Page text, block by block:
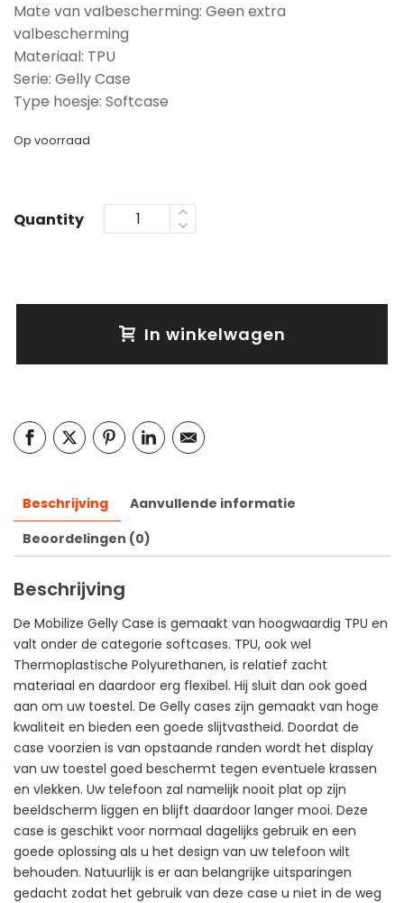
Mate van valbescherming: Geen extra
valbescherming
Materiaal: TPU
Serie: Gelly Case
Type hoesje: Softcase
Op voorraad
Quantity
In winkelwagen
Beschrijving
Aanvullende informatie
Beoordelingen (0)
Beschrijving
De Mobilize Gelly Case is gemaakt van hoogwaardig TPU en
valt onder de categorie softcases. TPU, ook wel
Thermoplastische Polyurethanen, is relatief zacht
materiaal en daardoor erg flexibel. Hij sluit dan ook goed
aan om uw toestel. De Gelly cases zijn gemaakt van hoge
kwaliteit en bieden een goede slijtvastheid. Doordat de
case voorzien is van opstaande randen wordt het display
van uw toestel goed beschermt tegen eventuele krassen
en vlekken. Uw telefoon zal namelijk nooit plat op zijn
beeldscherm liggen en blijft daardoor langer mooi. Deze
case is geschikt voor normaal dagelijks gebruik en een
goede oplossing als u het design van uw telefoon wilt
behouden. Natuurlijk is er aan belangrijke uitsparingen
gedacht zodat het gebruik van deze case u niet in de weg